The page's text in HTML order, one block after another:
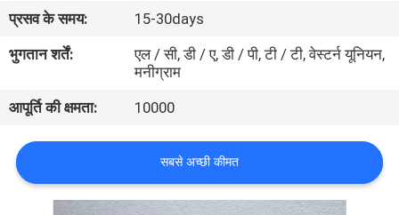
संपर्क
करें
एक
उद्धरण
की
विनती
प्रसव के समय:
15-30days
भुगतान शर्तें:
एल / सी, डी / ए, डी / पी, टी / टी, वेस्टर्न यूनियन,
मनीग्राम
आपूर्ति की क्षमता:
10000
सबसे अच्छी कीमत